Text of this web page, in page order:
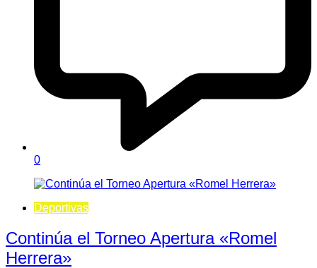
0
Deportivas
Continúa el Torneo Apertura «Romel
Herrera»